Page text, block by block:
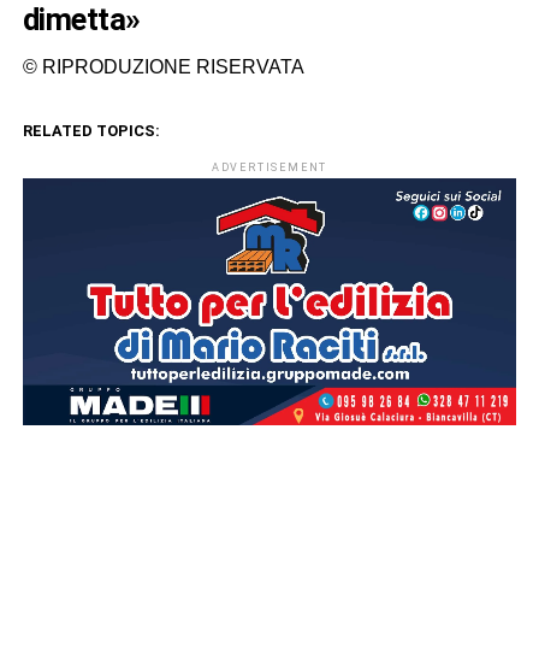
dimetta»
© RIPRODUZIONE RISERVATA
RELATED TOPICS:
ADVERTISEMENT